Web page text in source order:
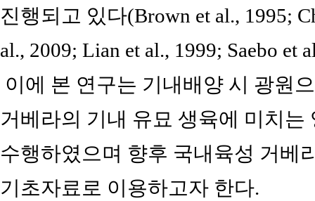
진행되고 있다(Brown et al., 1995;
al., 2009; Lian et al., 1999; Saebo et
이에 본 연구는 기내배양 시 광원
거베라의 기내 유묘 생육에 미치는
수행하였으며 향후 국내육성 거베
기초자료로 이용하고자 한다.